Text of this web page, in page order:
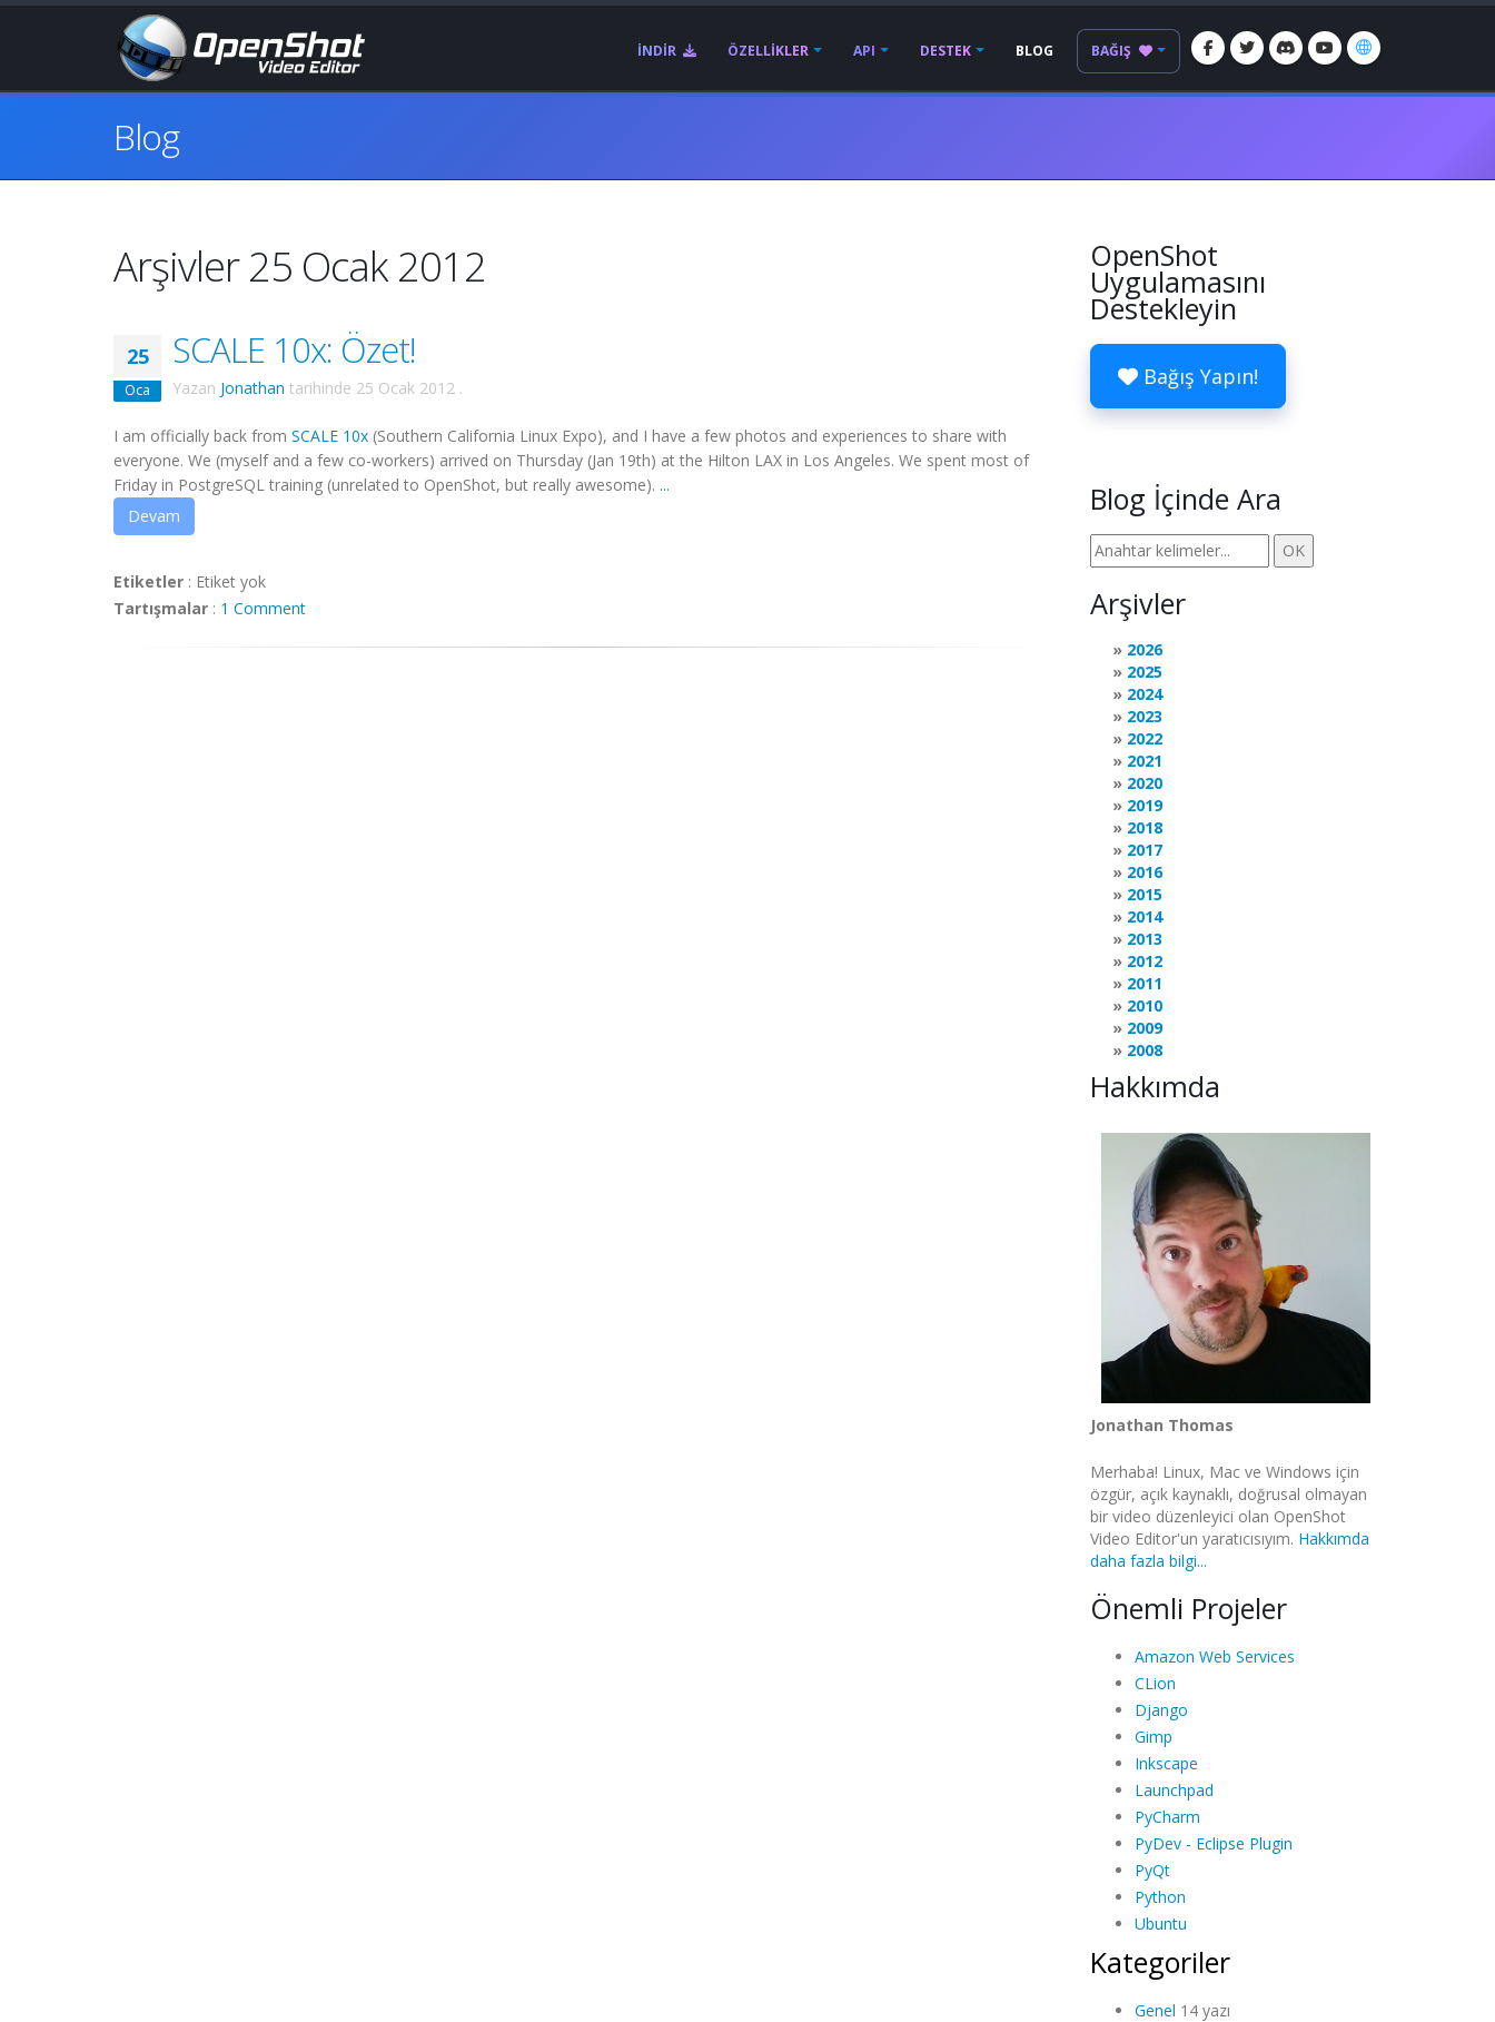
İNDIR ÖZELLIKLER API DESTEK BLOG BAĞIŞ
Blog
Arşivler 25 Ocak 2012
25
Oca
SCALE 10x: Özet!
Yazan Jonathan tarihinde 25 Ocak 2012 .
I am officially back from SCALE 10x (Southern California Linux Expo), and I have a few photos and experiences to share with
everyone. We (myself and a few co-workers) arrived on Thursday (Jan 19th) at the Hilton LAX in Los Angeles. We spent most of
Friday in PostgreSQL training (unrelated to OpenShot, but really awesome). ...
Devam
Etiketler : Etiket yok
Tartışmalar : 1 Comment
OpenShot
Uygulamasını
Destekleyin
Bağış Yapın!
Blog İçinde Ara
Arşivler
2026
2025
2024
2023
2022
2021
2020
2019
2018
2017
2016
2015
2014
2013
2012
2011
2010
2009
2008
Hakkımda
Jonathan Thomas
Merhaba! Linux, Mac ve Windows için
özgür, açık kaynaklı, doğrusal olmayan
bir video düzenleyici olan OpenShot
Video Editor'un yaratıcısıyım. Hakkımda
daha fazla bilgi...
Önemli Projeler
Amazon Web Services
CLion
Django
Gimp
Inkscape
Launchpad
PyCharm
PyDev - Eclipse Plugin
PyQt
Python
Ubuntu
Kategoriler
Genel 14 yazı